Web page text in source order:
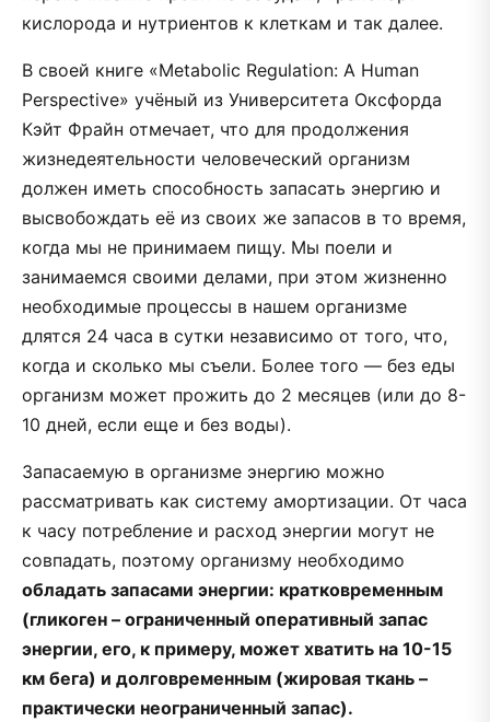
кислорода и нутриентов к клеткам и так далее.
В своей книге «Metabolic Regulation: A Human
Perspective» учёный из Университета Оксфорда
Кэйт Фрайн отмечает, что для продолжения
жизнедеятельности человеческий организм
должен иметь способность запасать энергию и
высвобождать её из своих же запасов в то время,
когда мы не принимаем пищу. Мы поели и
занимаемся своими делами, при этом жизненно
необходимые процессы в нашем организме
длятся 24 часа в сутки независимо от того, что,
когда и сколько мы съели. Более того — без еды
организм может прожить до 2 месяцев (или до 8-
10 дней, если еще и без воды).
Запасаемую в организме энергию можно
рассматривать как систему амортизации. От часа
к часу потребление и расход энергии могут не
совпадать, поэтому организму необходимо
обладать запасами энергии: кратковременным
(гликоген – ограниченный оперативный запас
энергии, его, к примеру, может хватить на 10-15
км бега) и долговременным (жировая ткань –
практически неограниченный запас).